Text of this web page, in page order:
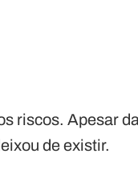
riscos. Apesar
de existir.